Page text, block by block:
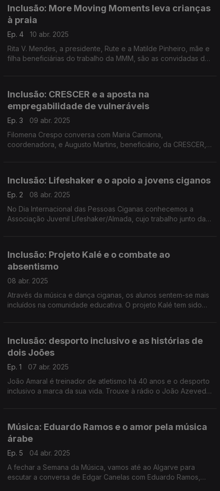
Inclusão: More Moving Moments leva crianças
à praia
Ep. 4
10 abr. 2025
Rita V. Mendes, a presidente, Rute e a Matilde Pinheiro, mãe e
filha beneficiárias do trabalho da MMM, são as convidadas da
Inclusão: CRESCER e a aposta na
empregabilidade de vulneráveis
Ep. 3
09 abr. 2025
Filomena Crespo conversa com Maria Carmona,
coordenadora, e Augusto Martins, beneficiário, da CRESCER,
Inclusão: Lifeshaker e o apoio a jovens ciganos
Ep. 2
08 abr. 2025
No Dia Internacional das Pessoas Ciganas conhecemos a
Associação Juvenil Lifeshaker/Almada, cujo trabalho junto da
Inclusão: Projeto Kalé e o combate ao
absentismo
08 abr. 2025
Através da música e dança ciganas, os alunos sentem-se mais
incluídos na comunidade educativa. O projeto Kalé tem sido
Inclusão: desporto inclusivo e as histórias de
dois Joões
Ep. 1
07 abr. 2025
João Amaral é treinador de atletismo há 40 anos e o desporto
inclusivo a marca da sua vida. Trouxe à rádio o João Azevedo,
Música: Eduardo Ramos e o amor pela música
árabe
Ep. 5
04 abr. 2025
A fechar a Semana da Música, vamos até ao Algarve para
escutar a conversa de Edgar Canelas com Eduardo Ramos,